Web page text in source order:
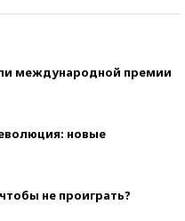
международной премии
новые
не проиграть?